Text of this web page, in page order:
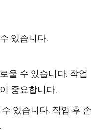
있습니다.
울 수 있습니다. 작업
중요합니다.
있습니다. 작업 후 손